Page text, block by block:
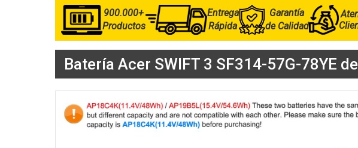
900.000+
Productos
Entrega
Rápida
Garantía
de Calidad
Batería Acer SWIFT 3 SF314-57G-78YE